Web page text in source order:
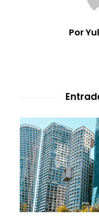
Por